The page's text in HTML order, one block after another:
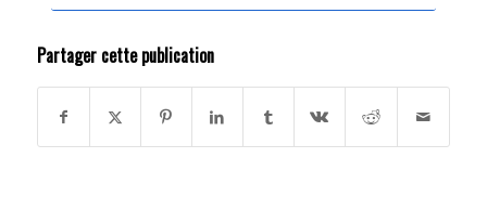
Partager cette publication